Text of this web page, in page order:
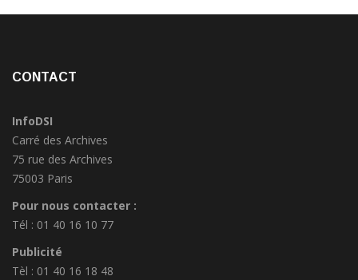
CONTACT
InfoDSI
Carré des Archives
75 rue des Archives
75003 Paris
Pour nous contacter :
Tél : 01 40 16 10 77
Publicité
Tèl : 01 40 16 18 48